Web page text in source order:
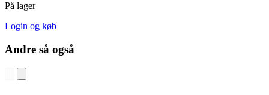
På lager
Login og køb
Andre så også